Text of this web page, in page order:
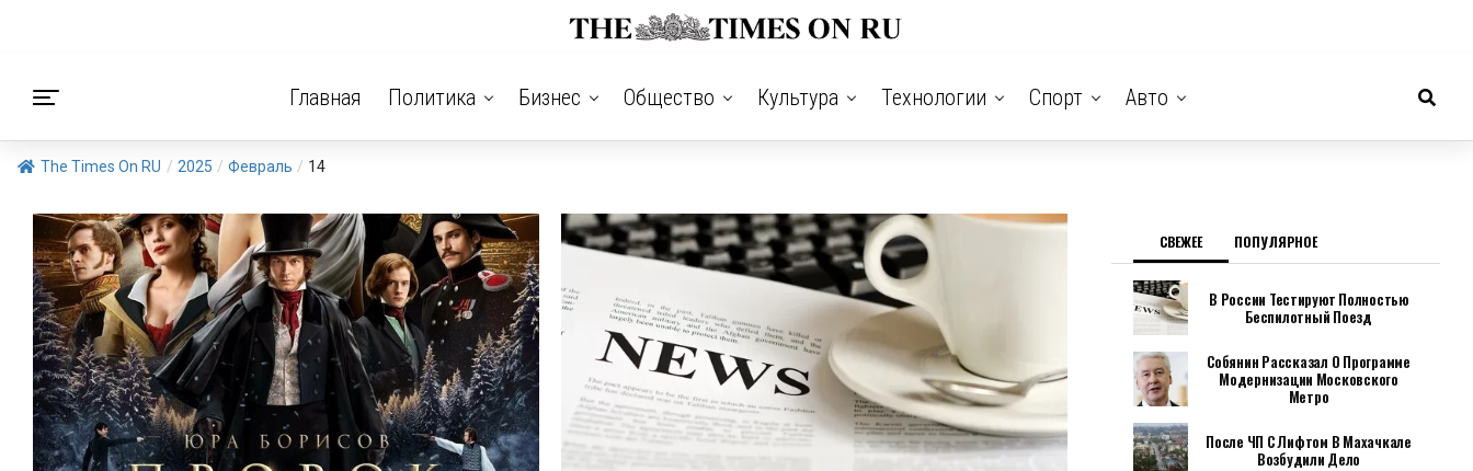
Главная Политика Бизнес Общество Культура Технологии Спорт Авто
The Times On RU / 2025 / Февраль / 14
СВЕЖЕЕ ПОПУЛЯРНОЕ
В России Тестируют Полностью
Беспилотный Поезд
Собянин Рассказал О Программе
Модернизации Московского
Метро
После ЧП С Лифтом В Махачкале
Возбудили Дело